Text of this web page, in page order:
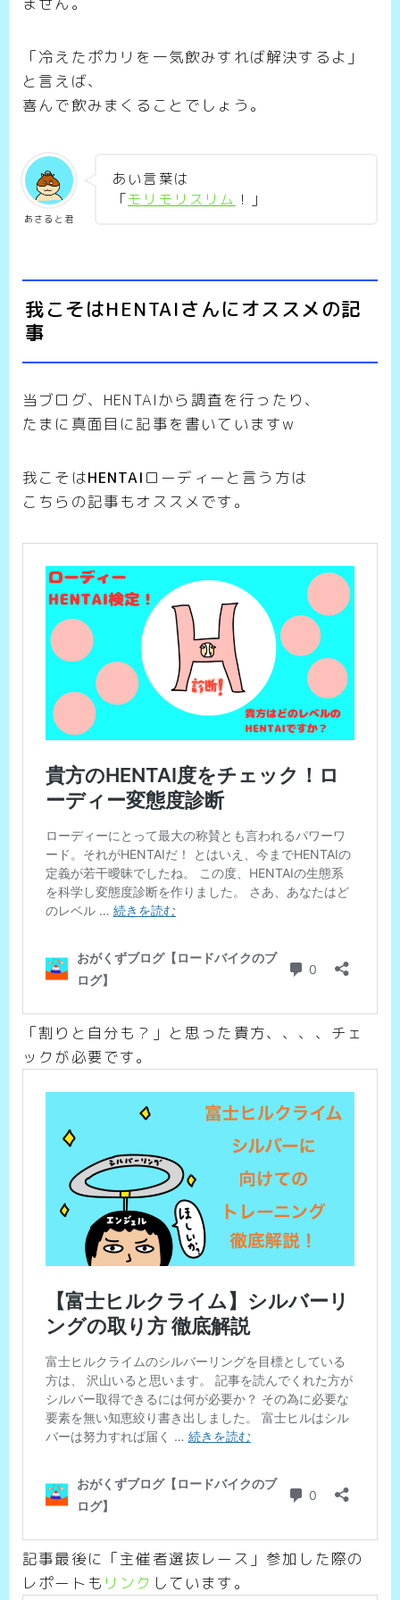
「冷えたポカリを一気飲みすれば解決するよ」
と言えば、
喜んで飲みまくることでしょう。
あさると君
あい言葉は
「モリモリスリム ！」
我こそはHENTAIさんにオススメの記
事
当ブログ、HENTAIから調査を行ったり、
たまに真面目に記事を書いていますw
我こそはHENTAI ローディーと言う方は
こちらの記事もオススメです。
「割りと自分も？」と思った貴方、、、、チェ
ックが必要です。
記事最後に「主催者選抜レース」参加した際の
レポートも リンク しています。